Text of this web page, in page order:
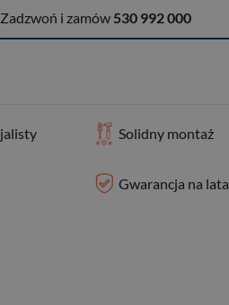
Zadzwoń i zamów 530 992 000
Solidny montaż
Gwarancja na lata